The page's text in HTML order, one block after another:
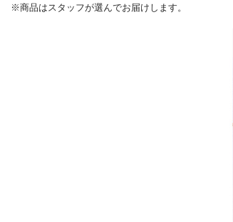
※商品はスタッフが選んでお届けします。